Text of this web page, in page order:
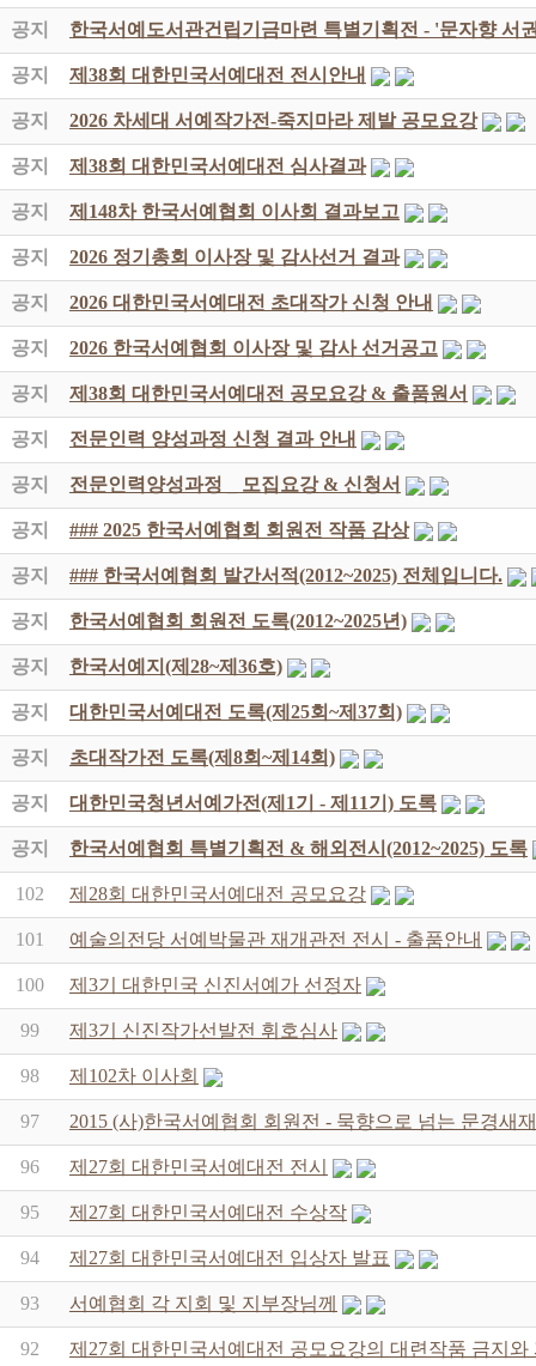
공지 한국서예도서관건립기금마련 특별기획전 - '문자향 서
공지 제38회 대한민국서예대전 전시안내
공지 2026 차세대 서예작가전-죽지마라 제발 공모요강
공지 제38회 대한민국서예대전 심사결과
공지 제148차 한국서예협회 이사회 결과보고
공지 2026 정기총회 이사장 및 감사선거 결과
공지 2026 대한민국서예대전 초대작가 신청 안내
공지 2026 한국서예협회 이사장 및 감사 선거공고
공지 제38회 대한민국서예대전 공모요강 & 출품원서
공지 전문인력 양성과정 신청 결과 안내
공지 전문인력양성과정 _ 모집요강 & 신청서
공지 ### 2025 한국서예협회 회원전 작품 감상
공지 ### 한국서예협회 발간서적(2012~2025) 전체입니다.
공지 한국서예협회 회원전 도록(2012~2025년)
공지 한국서예지(제28~제36호)
공지 대한민국서예대전 도록(제25회~제37회)
공지 초대작가전 도록(제8회~제14회)
공지 대한민국청년서예가전(제1기 - 제11기) 도록
공지 한국서예협회 특별기획전 & 해외전시(2012~2025) 도록
102 제28회 대한민국서예대전 공모요강
101 예술의전당 서예박물관 재개관전 전시 - 출품안내
100 제3기 대한민국 신진서예가 선정자
99 제3기 신진작가선발전 휘호심사
98 제102차 이사회
97 2015 (사)한국서예협회 회원전 - 묵향으로 넘는 문경새
96 제27회 대한민국서예대전 전시
95 제27회 대한민국서예대전 수상작
94 제27회 대한민국서예대전 입상자 발표
93 서예협회 각 지회 및 지부장님께
92 제27회 대한민국서예대전 공모요강의 대련작품 금지